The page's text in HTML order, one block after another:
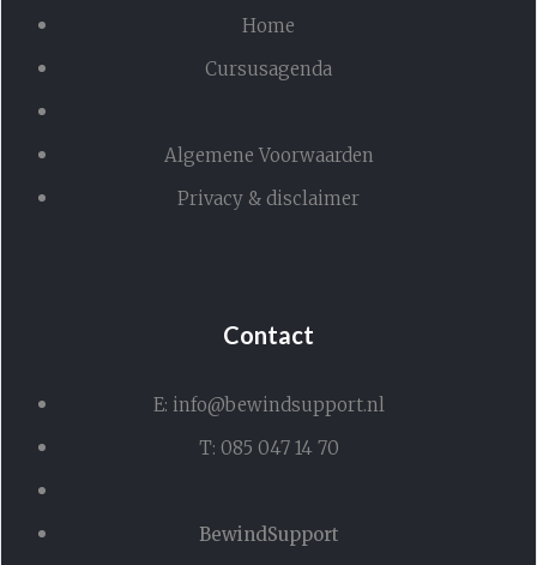
Home
Cursusagenda
Algemene Voorwaarden
Privacy & disclaimer
Contact
E: info@bewindsupport.nl
T: 085 047 14 70
BewindSupport